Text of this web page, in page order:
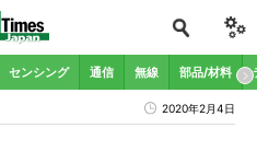
センシング 通信 無線 部品/材料
2020年2月4日